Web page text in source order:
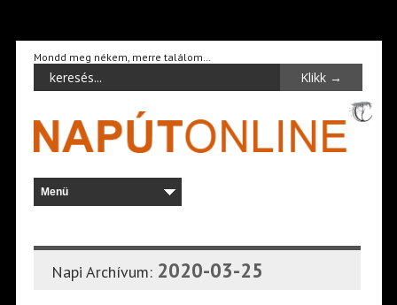
Mondd meg nékem, merre találom…
Napi Archívum: 2020-03-25